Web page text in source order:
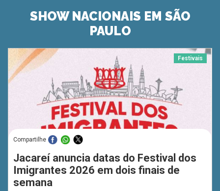
SHOW NACIONAIS EM SÃO
PAULO
Festivais
Compartilhe
Jacareí anuncia datas do Festival dos
Imigrantes 2026 em dois finais de
semana